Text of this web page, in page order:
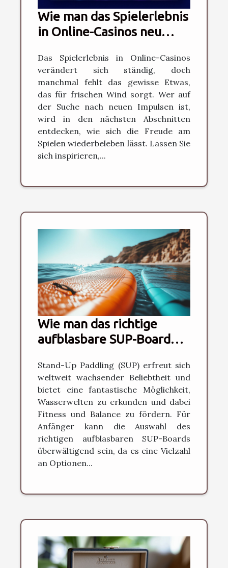
Wie man das Spielerlebnis
in Online-Casinos neu
Das Spielerlebnis in Online-Casinos
verändert sich ständig, doch
manchmal fehlt das gewisse Etwas,
das für frischen Wind sorgt. Wer auf
der Suche nach neuen Impulsen ist,
wird in den nächsten Abschnitten
entdecken, wie sich die Freude am
Spielen wiederbeleben lässt. Lassen Sie
sich inspirieren,...
Wie man das richtige
aufblasbare SUP-Board
Stand-Up Paddling (SUP) erfreut sich
weltweit wachsender Beliebtheit und
bietet eine fantastische Möglichkeit,
Wasserwelten zu erkunden und dabei
Fitness und Balance zu fördern. Für
Anfänger kann die Auswahl des
richtigen aufblasbaren SUP-Boards
überwältigend sein, da es eine Vielzahl
an Optionen...